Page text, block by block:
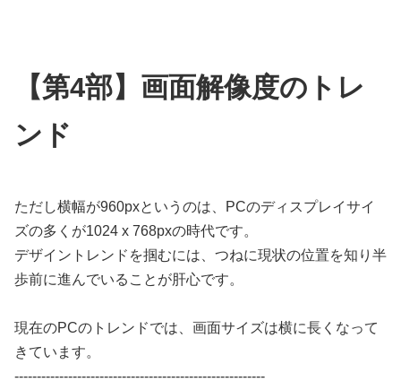
【第4部】画面解像度のトレ
ンド
ただし横幅が960pxというのは、PCのディスプレイサイ
ズの多くが1024 x 768pxの時代です。
デザイントレンドを掴むには、つねに現状の位置を知り半
歩前に進んでいることが肝心です。
現在のPCのトレンドでは、画面サイズは横に長くなって
きています。
--------------------------------------------------------